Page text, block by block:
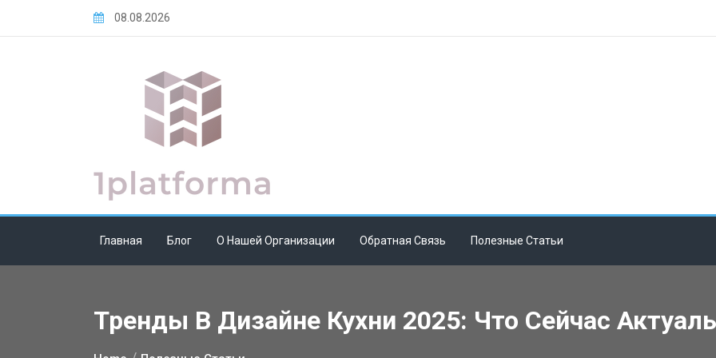
08.08.2026
Главная Блог О Нашей Организации Обратная Связь Полезные Статьи
Тренды В Дизайне Кухни 2025: Что Сейчас